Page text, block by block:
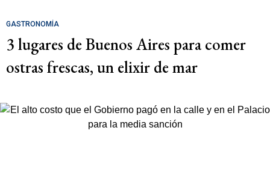
GASTRONOMÍA
3 lugares de Buenos Aires para comer
ostras frescas, un elixir de mar